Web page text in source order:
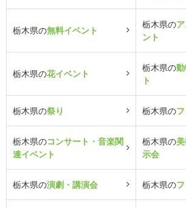
栃木県の無料イベント
栃木県の
ント
栃木県の花イベント
栃木県の
ト
栃木県の祭り 栃木県の
栃木県のコンサート・音楽関
連イベント
栃木県の
示会
栃木県の演劇・講演会 栃木県の